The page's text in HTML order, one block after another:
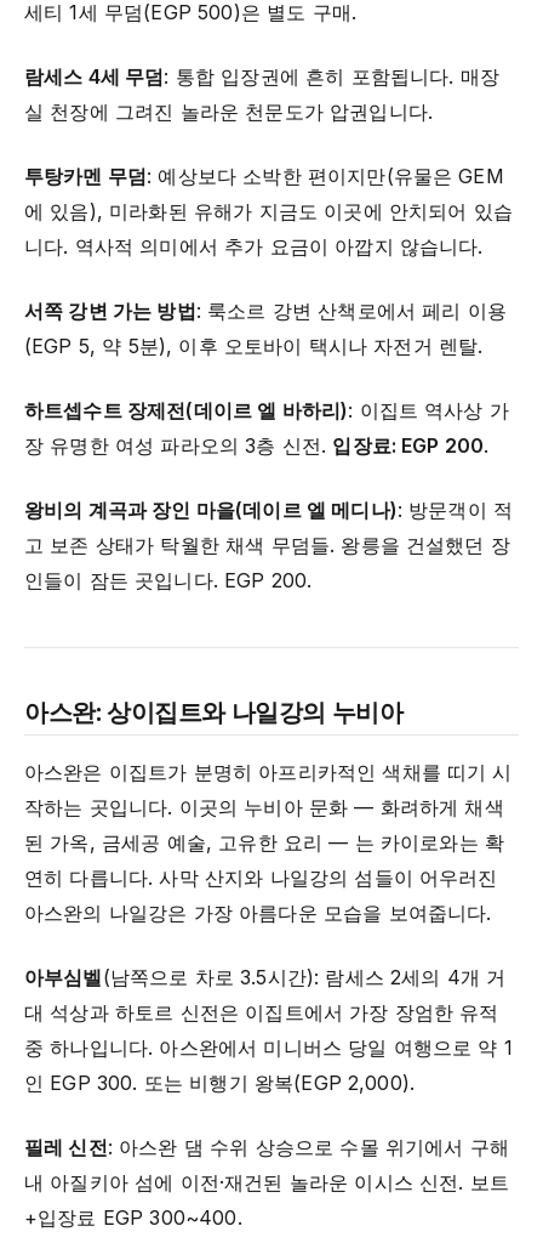
세티 1세 무덤(EGP 500)은 별도 구매.
람세스 4세 무덤: 통합 입장권에 흔히 포함됩니다. 매장
실 천장에 그려진 놀라운 천문도가 압권입니다.
투탕카멘 무덤: 예상보다 소박한 편이지만(유물은 GEM
에 있음), 미라화된 유해가 지금도 이곳에 안치되어 있습
니다. 역사적 의미에서 추가 요금이 아깝지 않습니다.
서쪽 강변 가는 방법: 룩소르 강변 산책로에서 페리 이용
(EGP 5, 약 5분), 이후 오토바이 택시나 자전거 렌탈.
하트셉수트 장제전(데이르 엘 바하리): 이집트 역사상 가
장 유명한 여성 파라오의 3층 신전. 입장료: EGP 200.
왕비의 계곡과 장인 마을(데이르 엘 메디나): 방문객이 적
고 보존 상태가 탁월한 채색 무덤들. 왕릉을 건설했던 장
인들이 잠든 곳입니다. EGP 200.
아스완: 상이집트와 나일강의 누비아
아스완은 이집트가 분명히 아프리카적인 색채를 띠기 시
작하는 곳입니다. 이곳의 누비아 문화 — 화려하게 채색
된 가옥, 금세공 예술, 고유한 요리 — 는 카이로와는 확
연히 다릅니다. 사막 산지와 나일강의 섬들이 어우러진
아스완의 나일강은 가장 아름다운 모습을 보여줍니다.
아부심벨(남쪽으로 차로 3.5시간): 람세스 2세의 4개 거
대 석상과 하토르 신전은 이집트에서 가장 장엄한 유적
중 하나입니다. 아스완에서 미니버스 당일 여행으로 약 1
인 EGP 300. 또는 비행기 왕복(EGP 2,000).
필레 신전: 아스완 댐 수위 상승으로 수몰 위기에서 구해
내 아질키아 섬에 이전·재건된 놀라운 이시스 신전. 보트
+입장료 EGP 300~400.